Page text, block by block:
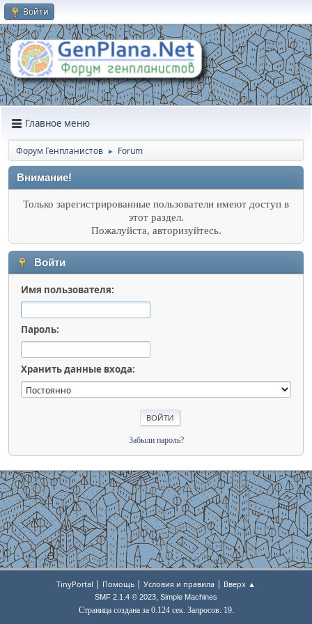
Войти
Главное меню
Форум Генпланистов ► Forum
Внимание!
Только зарегистрированные пользователи имеют доступ в
этот раздел.
Пожалуйста, авторизуйтесь.
Войти
Имя пользователя:
Пароль:
Хранить данные входа:
Забыли пароль?
TinyPortal | Помощь | Условия и правила | Вверх ▲
SMF 2.1.4 © 2023, Simple Machines
Страница создана за 0.124 сек. Запросов: 19.